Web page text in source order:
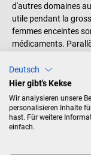
d'autres domaines
utile pendant la
femmes enceintes
médicaments.
tensions
secondaires moins
alors sur le naturel,
femmes et hommes
Dans le monde
Deutsch
Hier gibt's Kekse
Wir analysieren unsere
personalisieren Inhalte
hast. Für weitere
einfach.